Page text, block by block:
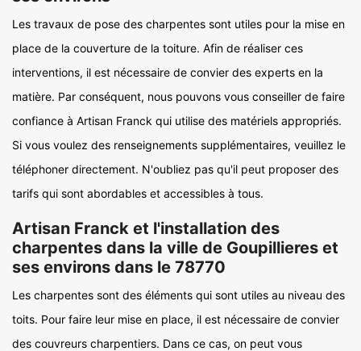
Les travaux de pose des charpentes sont utiles pour la mise en
place de la couverture de la toiture. Afin de réaliser ces
interventions, il est nécessaire de convier des experts en la
matière. Par conséquent, nous pouvons vous conseiller de faire
confiance à Artisan Franck qui utilise des matériels appropriés.
Si vous voulez des renseignements supplémentaires, veuillez le
téléphoner directement. N'oubliez pas qu'il peut proposer des
tarifs qui sont abordables et accessibles à tous.
Artisan Franck et l'installation des
charpentes dans la ville de Goupillieres et
ses environs dans le 78770
Les charpentes sont des éléments qui sont utiles au niveau des
toits. Pour faire leur mise en place, il est nécessaire de convier
des couvreurs charpentiers. Dans ce cas, on peut vous